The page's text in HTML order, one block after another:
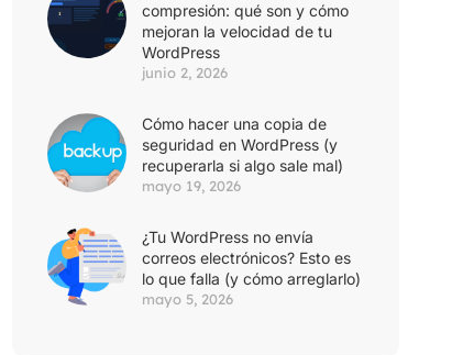
compresión: qué son y cómo
mejoran la velocidad de tu
WordPress
junio 2, 2026
Cómo hacer una copia de
seguridad en WordPress (y
recuperarla si algo sale mal)
mayo 19, 2026
¿Tu WordPress no envía
correos electrónicos? Esto es
lo que falla (y cómo arreglarlo)
mayo 5, 2026